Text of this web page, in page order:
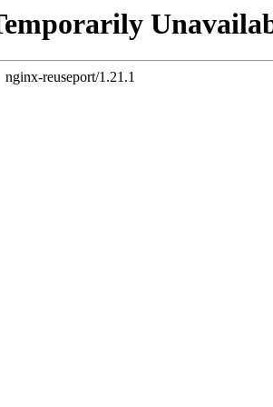
nginx-reuseport/1.21.1